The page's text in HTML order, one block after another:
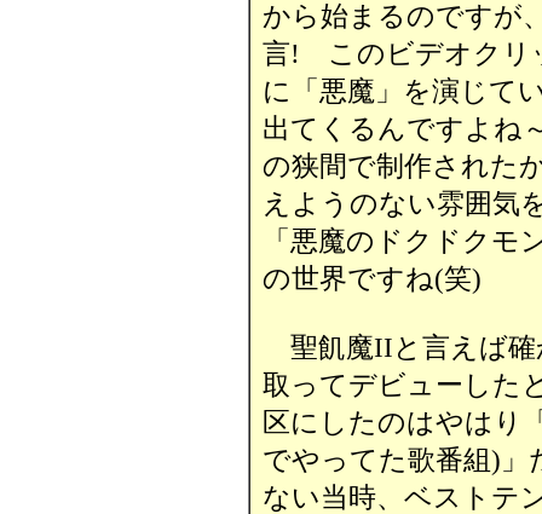
から始まるのですが
言! このビデオクリ
に「悪魔」を演じて
出てくるんですよね
の狭間で制作された
えようのない雰囲気
「悪魔のドクドクモ
の世界ですね(笑)
聖飢魔IIと言えば確
取ってデビューした
区にしたのはやはり
でやってた歌番組)」
ない当時、ベストテ